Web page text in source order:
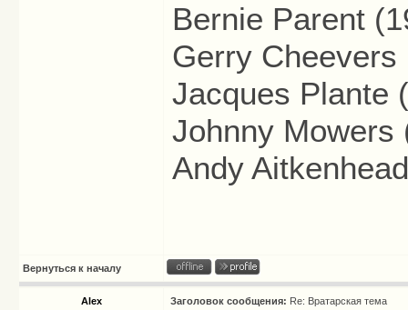
Bernie Parent
Gerry Cheevers
Jacques Plante
Johnny Mowers
Andy
Вернуться к началу
Alex Заголовок сообщения: Re: Вратарская тема